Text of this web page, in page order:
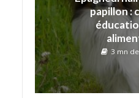
papillon :
3 mn